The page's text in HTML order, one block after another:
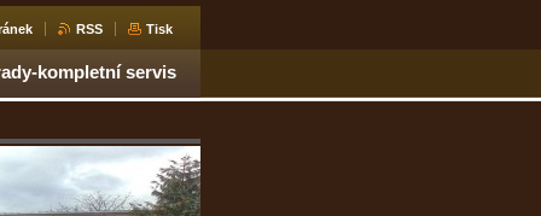
RSS Tisk
kompletní servis